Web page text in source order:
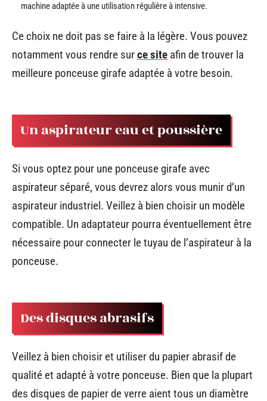
machine adaptée à une utilisation régulière à intensive.
Ce choix ne doit pas se faire à la légère. Vous pouvez
notamment vous rendre surce site afin de trouver la
meilleure ponceuse girafe adaptée à votre besoin.
Un aspirateur eau et poussière
Si vous optez pour une ponceuse girafe avec
aspirateur séparé, vous devrez alors vous munir d’un
aspirateur industriel. Veillez à bien choisir un modèle
compatible. Un adaptateur pourra éventuellement être
nécessaire pour connecter le tuyau de l’aspirateur à la
ponceuse.
Des disques abrasifs
Veillez à bien choisir et utiliser du papier abrasif de
qualité et adapté à votre ponceuse. Bien que la plupart
des disques de papier de verre aient tous un diamètre